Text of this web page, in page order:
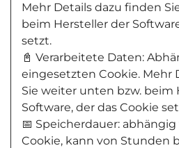
Mehr Details dazu finden
beim Hersteller der
setzt.
📓 Verarbeitete Daten:
eingesetzten Cookie. Mehr
Sie weiter unten bzw. beim
Software, der das Cookie
📅 Speicherdauer:
Cookie, kann von Stunden